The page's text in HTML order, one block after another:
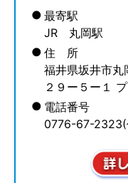
● 最寄駅
JR 丸岡駅
● 住 所
福井県坂井市丸
２９ー５ー１
● 電話番号
0776-67-2323(